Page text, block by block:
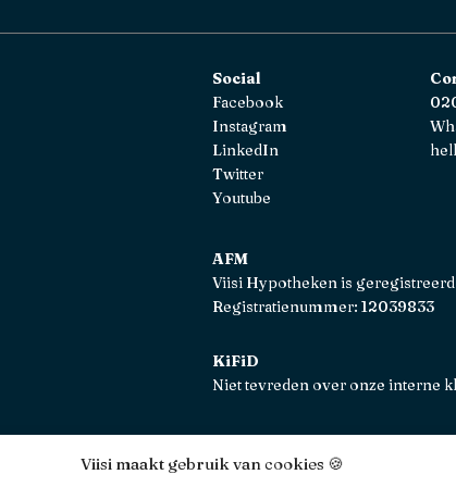
Viisi maakt gebruik van cookies 🍪
Social
Facebook
Instagram
LinkedIn
Twitter
Youtube
AFM
Viisi Hypotheken is
Registratienummer: 12039833
KiFiD
Niet tevreden over onze interne